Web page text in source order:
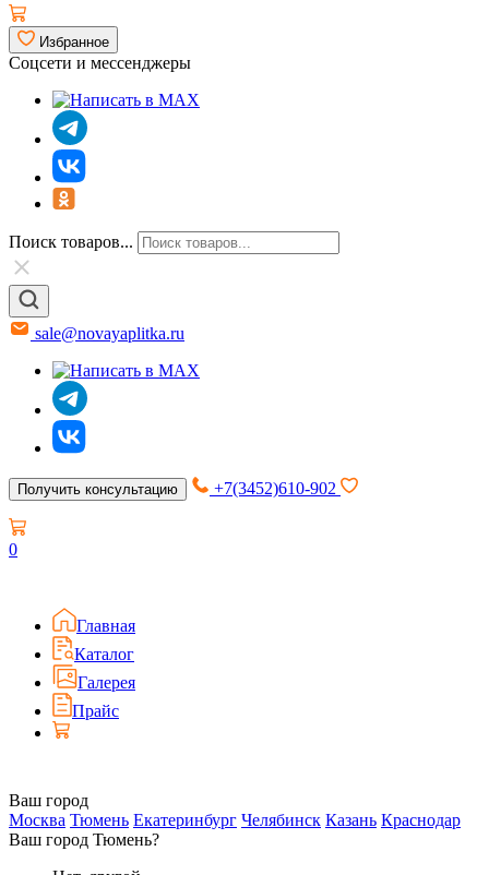
Избранное
Соцсети и мессенджеры
Поиск товаров...
sale@novayaplitka.ru
Получить консультацию +7(3452)610-902
0
Главная
Каталог
Галерея
Прайс
Ваш город
Москва Тюмень Екатеринбург Челябинск Казань Краснодар
Ваш город Тюмень?